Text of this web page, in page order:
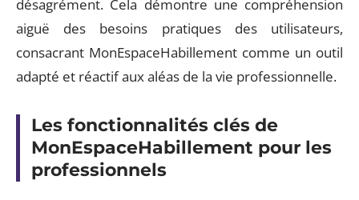
désagrément. Cela démontre une compréhension
aiguë des besoins pratiques des utilisateurs,
consacrant MonEspaceHabillement comme un outil
adapté et réactif aux aléas de la vie professionnelle.
Les fonctionnalités clés de
MonEspaceHabillement pour les
professionnels